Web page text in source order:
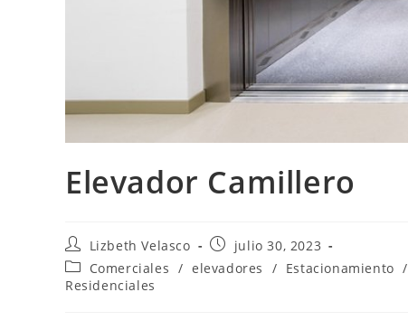
Elevador Camillero
Lizbeth Velasco
julio 30, 2023
Comerciales / elevadores / Estacionamiento /
Residenciales